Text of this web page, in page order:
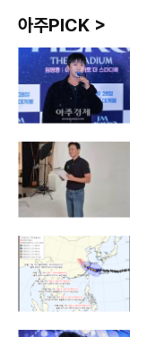
아주PICK >